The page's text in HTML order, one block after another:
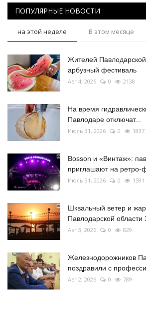
ПОПУЛЯРНЫЕ НОВОСТИ
на этой неделе В этом месяце
Жителей
арбузный фестиваль
Авг 4, 2026 0 2138
На время
Павлодаре отключат...
Июль 31, 2026 0 1837
Bosson и «Винтаж»:
приглашают на ретро-
Июль 31, 2026 0 1591
Шквальный ветер и
Павлодарской области
Авг 3, 2026 0 829
Железнодорожников
поздравили с
Авг 2, 2026 0 789